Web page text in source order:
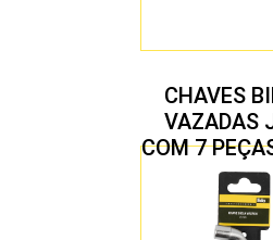
CHAVES
VAZADAS
COM 7
MM